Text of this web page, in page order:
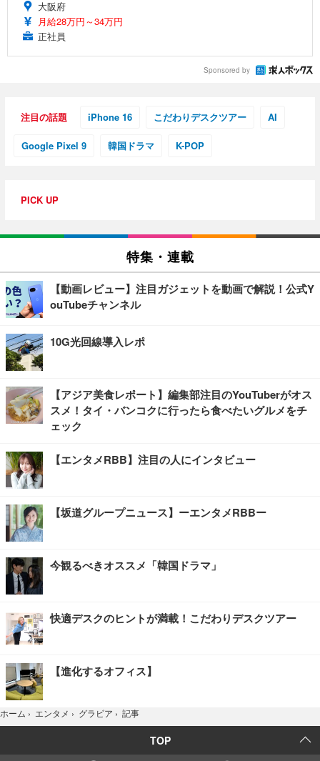
大阪府
月給28万円～34万円
正社員
Sponsored by
注目の話題 iPhone 16 こだわりデスクツアー AI
Google Pixel 9 韓国ドラマ K-POP
PICK UP
特集・連載
【動画レビュー】注目ガジェットを動画で解説！公式Y
ouTubeチャンネル
10G光回線導入レポ
【アジア美食レポート】編集部注目のYouTuberがオス
スメ！タイ・バンコクに行ったら食べたいグルメをチ
ェック
【エンタメRBB】注目の人にインタビュー
【坂道グループニュース】ーエンタメRBBー
今観るべきオススメ「韓国ドラマ」
快適デスクのヒントが満載！こだわりデスクツアー
【進化するオフィス】
ホーム › エンタメ › グラビア › 記事
TOP